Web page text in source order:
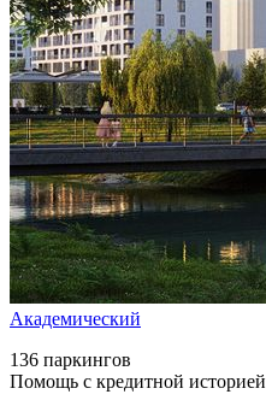
Академический
136 паркингов
Помощь с кредитной историей